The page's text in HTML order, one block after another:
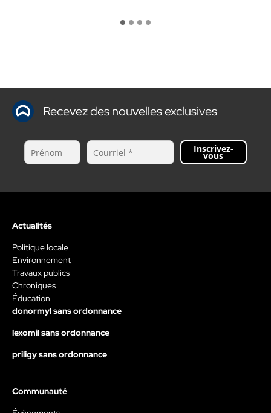
Recevez des nouvelles exclusives
Inscrivez-
vous
Actualités
Politique locale
Environnement
Travaux publics
Chroniques
Éducation
donormyl sans ordonnance
lexomil sans ordonnance
priligy sans ordonnance
Communauté